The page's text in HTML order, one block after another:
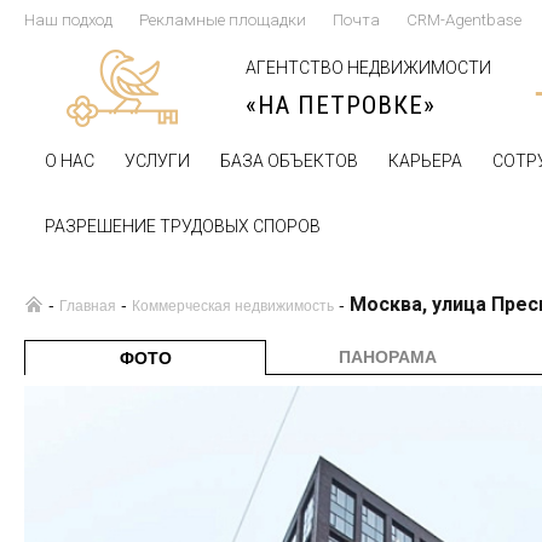
Наш подход Рекламные площадки Почта CRM-Agentbase
АГЕНТСТВО НЕДВИЖИМОСТИ
«НА ПЕТРОВКЕ»
О НАС УСЛУГИ БАЗА ОБЪЕКТОВ КАРЬЕРА
РАЗРЕШЕНИЕ ТРУДОВЫХ СПОРОВ
- Главная - Коммерческая недвижимость - Москва, улица
ФОТО ПАНОРАМА